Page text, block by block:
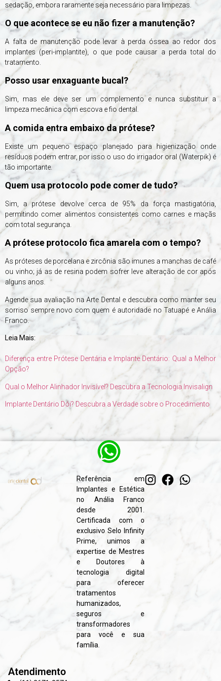
sedação, embora raramente seja necessário para limpezas.
O que acontece se eu não fizer a manutenção?
A falta de manutenção pode levar à perda óssea ao redor dos
implantes (peri-implantite), o que pode causar a perda total do
tratamento.
Posso usar enxaguante bucal?
Sim, mas ele deve ser um complemento e nunca substituir a
limpeza mecânica com escova e fio dental.
A comida entra embaixo da prótese?
Existe um pequeno espaço planejado para higienização onde
resíduos podem entrar, por isso o uso do irrigador oral (Waterpik) é
tão importante.
Quem usa protocolo pode comer de tudo?
Sim, a prótese devolve cerca de 95% da força mastigatória,
permitindo comer alimentos consistentes como carnes e maçãs
com total segurança.
A prótese protocolo fica amarela com o tempo?
As próteses de porcelana e zircônia são imunes a manchas de café
ou vinho; já as de resina podem sofrer leve alteração de cor após
alguns anos.
Agende sua avaliação na Arte Dental e descubra como manter seu
sorriso sempre novo com quem é autoridade no Tatuapé e Anália
Franco.
Leia Mais:
Diferença entre Prótese Dentária e Implante Dentário: Qual a Melhor
Opção?
Qual o Melhor Alinhador Invisível? Descubra a Tecnologia Invisalign
Implante Dentário Dói? Descubra a Verdade sobre o Procedimento
Referência em
Implantes e Estética
no Anália Franco
desde 2001.
Certificada com o
exclusivo Selo Infinity
Prime, unimos a
expertise de Mestres
e Doutores à
tecnologia digital
para oferecer
tratamentos
humanizados,
seguros e
transformadores
para você e sua
família.
Atendimento